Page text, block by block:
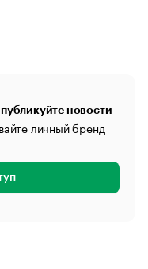
новости
личный бренд